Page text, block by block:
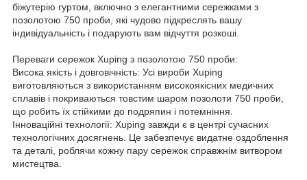
біжутерію гуртом, включно з елегантними сережками з
позолотою 750 проби, які чудово підкреслять вашу
індивідуальність і подарують вам відчуття розкоші.
Переваги сережок Xuping з позолотою 750 проби:
Висока якість і довговічність: Усі вироби Xuping
виготовляються з використанням високоякісних медичних
сплавів і покриваються товстим шаром позолоти 750 проби,
що робить їх стійкими до подряпин і потемніння.
Інноваційні технології: Xuping завжди є в центрі сучасних
технологічних досягнень. Це забезпечує видатне оздоблення
та деталі, роблячи кожну пару сережок справжнім витвором
мистецтва.